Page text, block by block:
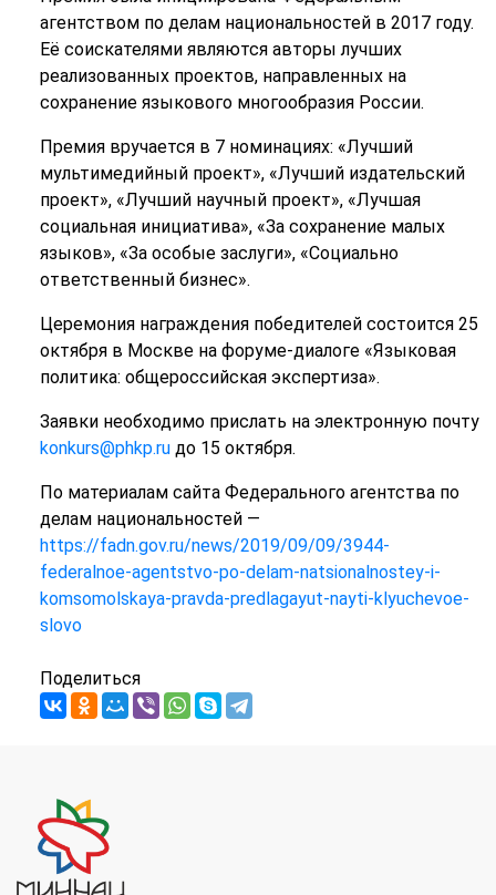
агентством по делам национальностей в 2017 году.
Её соискателями являются авторы лучших
реализованных проектов, направленных на
сохранение языкового многообразия России.
Премия вручается в 7 номинациях: «Лучший
мультимедийный проект», «Лучший издательский
проект», «Лучший научный проект», «Лучшая
социальная инициатива», «За сохранение малых
языков», «За особые заслуги», «Социально
ответственный бизнес».
Церемония награждения победителей состоится 25
октября в Москве на форуме-диалоге «Языковая
политика: общероссийская экспертиза».
Заявки необходимо прислать на электронную почту
konkurs@phkp.ruдо 15 октября.
По материалам сайта Федерального агентства по
делам национальностей —
https://fadn.gov.ru/news/2019/09/09/3944-
federalnoe-agentstvo-po-delam-natsionalnostey-i-
komsomolskaya-pravda-predlagayut-nayti-klyuchevoe-
slovo
Поделиться